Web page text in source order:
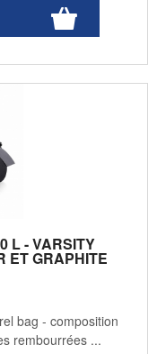
L - VARSITY
ET GRAPHITE
bag - composition
rembourrées ...